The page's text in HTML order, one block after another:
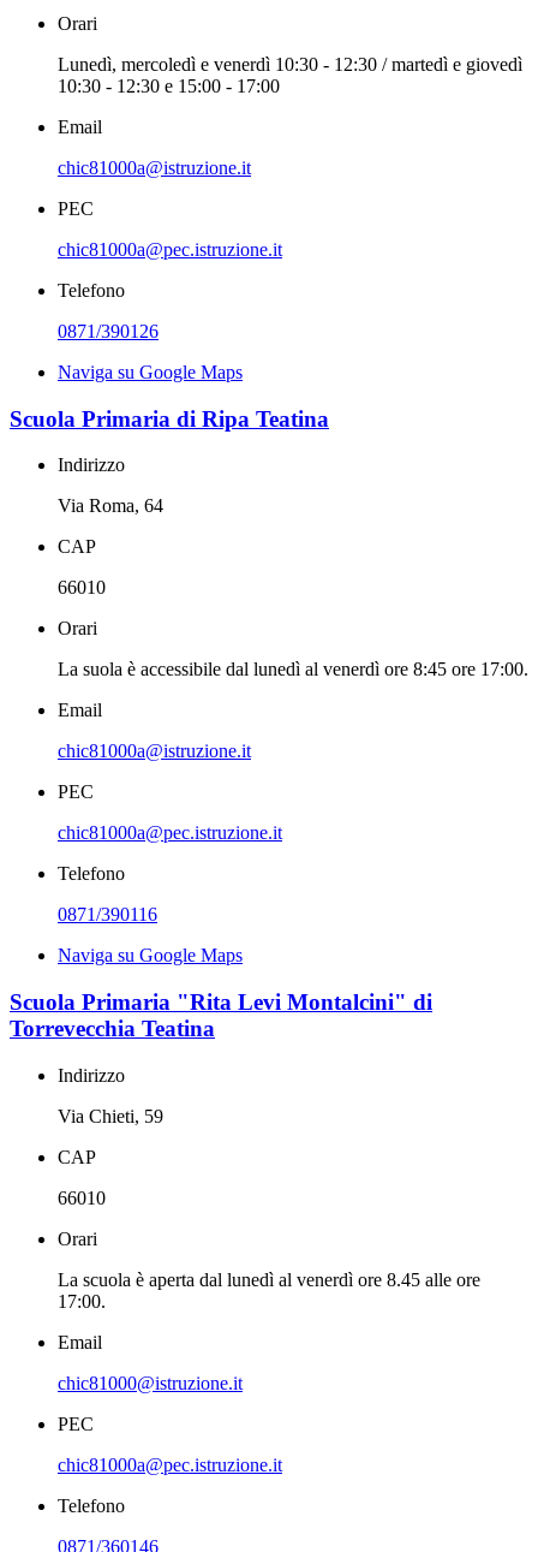
Orari
Lunedì, mercoledì e venerdì 10:30 - 12:30 / martedì e giovedì
10:30 - 12:30 e 15:00 - 17:00
Email
chic81000a@istruzione.it
PEC
chic81000a@pec.istruzione.it
Telefono
0871/390126
Naviga su Google Maps
Scuola Primaria di Ripa Teatina
Indirizzo
Via Roma, 64
CAP
66010
Orari
La suola è accessibile dal lunedì al venerdì ore 8:45 ore 17:00.
Email
chic81000a@istruzione.it
PEC
chic81000a@pec.istruzione.it
Telefono
0871/390116
Naviga su Google Maps
Scuola Primaria "Rita Levi Montalcini" di
Torrevecchia Teatina
Indirizzo
Via Chieti, 59
CAP
66010
Orari
La scuola è aperta dal lunedì al venerdì ore 8.45 alle ore
17:00.
Email
chic81000@istruzione.it
PEC
chic81000a@pec.istruzione.it
Telefono
0871/360146